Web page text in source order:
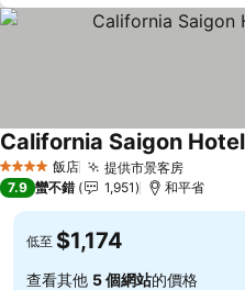
4 星級 飯店 提供市景客房查看價格
California Saigon
7.9 蠻不錯 1,951 和平省
低至 $1,174
查看其他 5 個網站的價格